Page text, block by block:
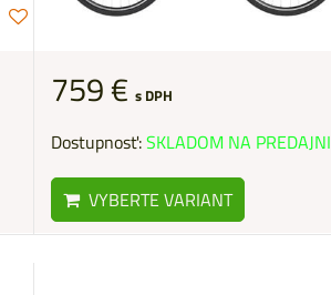
759 € s DPH
Dostupnosť:SKLADOM NA PREDAJNI
VYBERTE VARIANT